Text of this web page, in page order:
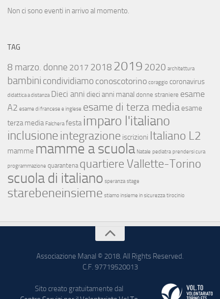
Non ci sono eventi in arrivo al momento.
TAG
8 marzo. donne 2017 2018 2019 2020 architettura
bambini condividiamo conoscotorino coraggio coronavirus
didattica a distanza Dieci anni dieci anni manal donne straniere esame
A2 esame di francese e inglese esame di terza media esame
terza media Falchera festa imparo l'italiano
inclusione integrazione iscrizioni Italiano L2
mamme mamme a scuola Natale pediatra prendersi cura
programmazione quarantena quartiere Vallette-Torino
scuola di italiano speranza stage
starebeneinsieme stiamo insieme in sicurezza tirocinio
Associazione Manal © 2018. All Rights Reserved.
C.F. 97719520013
Sito creato gratuitamente dal